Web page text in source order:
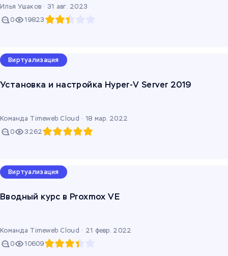
Илья Ушаков · 31 авг. 2023
0
19823
Виртуализация
Установка и настройка Hyper-V Server 2019
Команда Timeweb Cloud · 18 мар. 2022
0
3262
Виртуализация
Вводный курс в Proxmox VE
Команда Timeweb Cloud · 21 февр. 2022
0
10609